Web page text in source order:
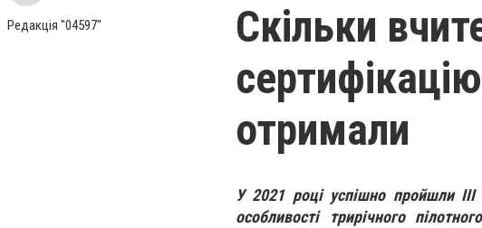
Редакція "04597"
Скільки
отримали
У 2021 році успішно пройшли ІІІ
особливості трирічного